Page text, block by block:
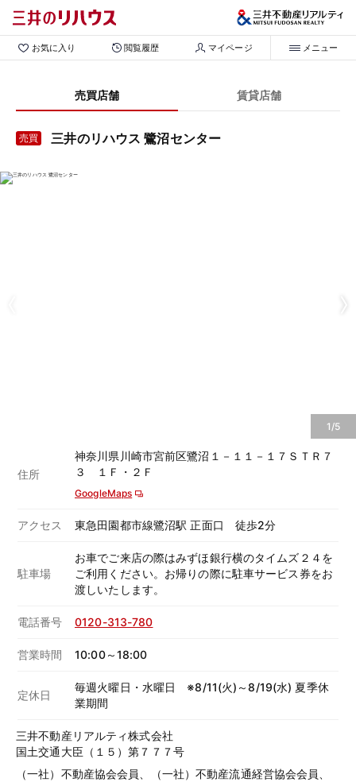
お気に入り 閲覧履歴 マイページ メニュー
売買店舗 賃貸店舗
売買 三井のリハウス 鷺沼センター
1/5
住所
神奈川県川崎市宮前区鷺沼１－１１－１７ＳＴＲ７
３ １Ｆ・２Ｆ
GoogleMaps
アクセス 東急田園都市線鷺沼駅 正面口 徒歩2分
駐車場
お車でご来店の際はみずほ銀行横のタイムズ２４を
ご利用ください。お帰りの際に駐車サービス券をお
渡しいたします。
電話番号 0120-313-780
営業時間 10:00～18:00
定休日
毎週火曜日・水曜日 ※8/11(火)～8/19(水) 夏季休
業期間
三井不動産リアルティ株式会社
国土交通大臣（１５）第７７７号
（一社）不動産協会会員、（一社）不動産流通経営協会会員、